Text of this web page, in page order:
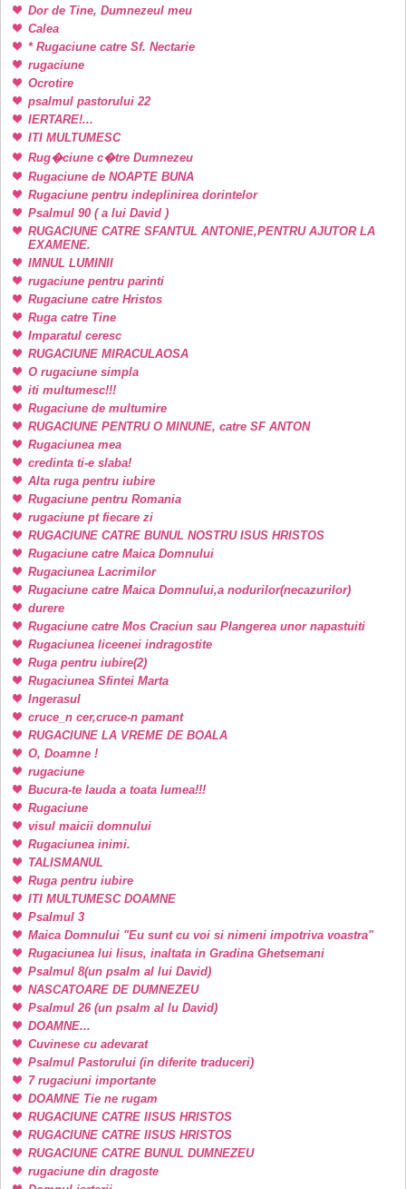
Dor de Tine, Dumnezeul meu
Calea
* Rugaciune catre Sf. Nectarie
rugaciune
Ocrotire
psalmul pastorului 22
IERTARE!...
ITI MULTUMESC
Rug�ciune c�tre Dumnezeu
Rugaciune de NOAPTE BUNA
Rugaciune pentru indeplinirea dorintelor
Psalmul 90 ( a lui David )
RUGACIUNE CATRE SFANTUL ANTONIE,PENTRU AJUTOR LA
EXAMENE.
IMNUL LUMINII
rugaciune pentru parinti
Rugaciune catre Hristos
Ruga catre Tine
Imparatul ceresc
RUGACIUNE MIRACULAOSA
O rugaciune simpla
iti multumesc!!!
Rugaciune de multumire
RUGACIUNE PENTRU O MINUNE, catre SF ANTON
Rugaciunea mea
credinta ti-e slaba!
Alta ruga pentru iubire
Rugaciune pentru Romania
rugaciune pt fiecare zi
RUGACIUNE CATRE BUNUL NOSTRU ISUS HRISTOS
Rugaciune catre Maica Domnului
Rugaciunea Lacrimilor
Rugaciune catre Maica Domnului,a nodurilor(necazurilor)
durere
Rugaciune catre Mos Craciun sau Plangerea unor napastuiti
Rugaciunea liceenei indragostite
Ruga pentru iubire(2)
Rugaciunea Sfintei Marta
Ingerasul
cruce_n cer,cruce-n pamant
RUGACIUNE LA VREME DE BOALA
O, Doamne !
rugaciune
Bucura-te lauda a toata lumea!!!
Rugaciune
visul maicii domnului
Rugaciunea inimi.
TALISMANUL
Ruga pentru iubire
ITI MULTUMESC DOAMNE
Psalmul 3
Maica Domnului "Eu sunt cu voi si nimeni impotriva voastra"
Rugaciunea lui Iisus, inaltata in Gradina Ghetsemani
Psalmul 8(un psalm al lui David)
NASCATOARE DE DUMNEZEU
Psalmul 26 (un psalm al lu David)
DOAMNE...
Cuvinese cu adevarat
Psalmul Pastorului (in diferite traduceri)
7 rugaciuni importante
DOAMNE Tie ne rugam
RUGACIUNE CATRE IISUS HRISTOS
RUGACIUNE CATRE IISUS HRISTOS
RUGACIUNE CATRE BUNUL DUMNEZEU
rugaciune din dragoste